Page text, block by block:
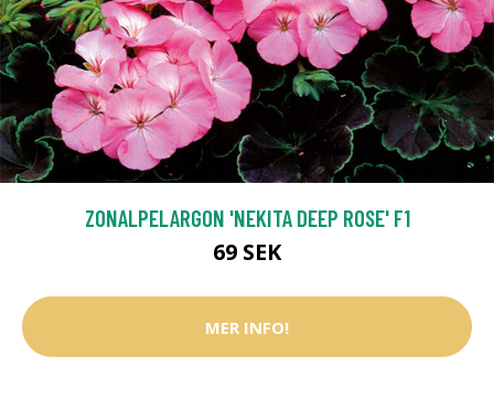
ZONALPELARGON 'NEKITA DEEP ROSE' F1
69 SEK
MER INFO!